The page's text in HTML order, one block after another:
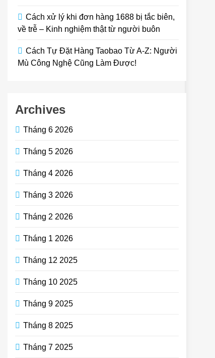
Cách xử lý khi đơn hàng 1688 bị tắc biên,
về trễ – Kinh nghiệm thật từ người buôn
Cách Tự Đặt Hàng Taobao Từ A-Z: Người
Mù Công Nghệ Cũng Làm Được!
Archives
Tháng 6 2026
Tháng 5 2026
Tháng 4 2026
Tháng 3 2026
Tháng 2 2026
Tháng 1 2026
Tháng 12 2025
Tháng 10 2025
Tháng 9 2025
Tháng 8 2025
Tháng 7 2025